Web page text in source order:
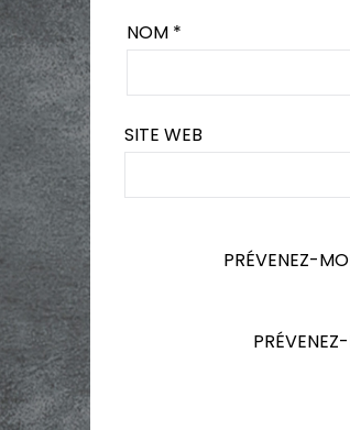
NOM *
SITE WEB
PRÉVENEZ-